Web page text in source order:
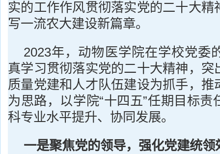
实的工作作风贯彻落实党的二十大精
写一流农大建设新篇章。
2023年，动物医学院在学校党委
真学习贯彻落实党的二十大精神，突
质量党建和人才队伍建设为抓手，推
为思路，以学院“十四五”任期目标责
科专业水平提升、协同发展。
一是聚焦党的领导，强化党建统领